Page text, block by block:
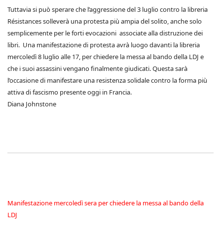
Tuttavia si può sperare che l’aggressione del 3 luglio contro la libreria
Résistances solleverà una protesta più ampia del solito, anche solo
semplicemente per le forti evocazioni associate alla distruzione dei
libri. Una manifestazione di protesta avrà luogo davanti la libreria
mercoledì 8 luglio alle 17, per chiedere la messa al bando della LDJ e
che i suoi assassini vengano finalmente giudicati. Questa sarà
l’occasione di manifestare una resistenza solidale contro la forma più
attiva di fascismo presente oggi in Francia.
Diana Johnstone
Manifestazione mercoledì sera per chiedere la messa al bando della
LDJ